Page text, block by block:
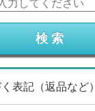
表記（返品など）